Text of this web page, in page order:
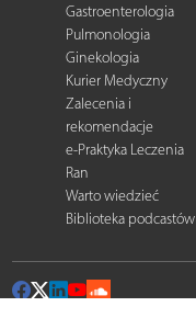
Gastroenterologia
Pulmonologia
Ginekologia
Kurier Medyczny
Zalecenia i
rekomendacje
e-Praktyka Leczenia
Ran
Warto wiedzieć
Biblioteka podcastów